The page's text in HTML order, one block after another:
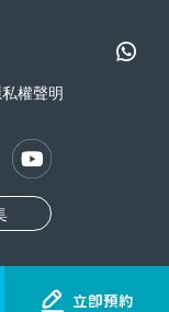
權聲明
立即預約